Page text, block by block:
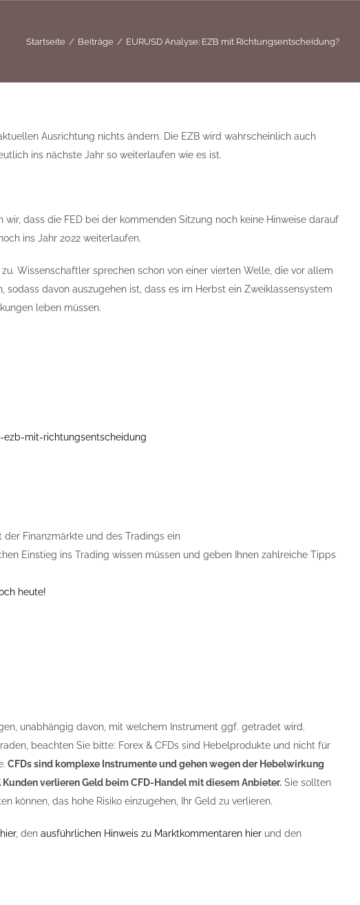
Startseite Beiträge EURUSD Analyse: EZB mit Richtungsentscheidung?
Ausrichtung nichts ändern. Die EZB wird wahrscheinlich auch
ins nächste Jahr so weiterlaufen wie es ist.
dass die FED bei der kommenden Sitzung noch keine Hinweise darauf
ins Jahr 2022 weiterlaufen.
Wissenschaftler sprechen schon von einer vierten Welle, die vor allem
davon auszugehen ist, dass es im Herbst ein Zweiklassensystem
leben müssen.
mit-richtungsentscheidung
der Finanzmärkte und des Tradings ein
Einstieg ins Trading wissen müssen und geben Ihnen zahlreiche Tipps
heute!
unabhängig davon, mit welchem Instrument ggf. getradet wird.
beachten Sie bitte: Forex & CFDs sind Hebelprodukte und nicht für
CFDs sind komplexe Instrumente und gehen wegen der Hebelwirkung
verlieren Geld beim CFD-Handel mit diesem Anbieter. Sie sollten
können, das hohe Risiko einzugehen, Ihr Geld zu verlieren.
hier, den ausführlichen Hinweis zu Marktkommentaren hier und den